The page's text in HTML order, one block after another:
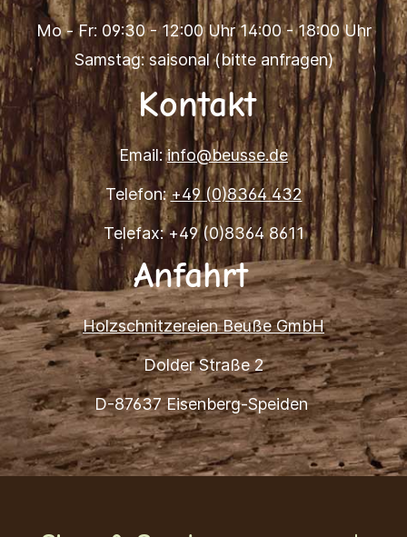
Mo - Fr: 09:30 - 12:00 Uhr 14:00 - 18:00 Uhr
Samstag: saisonal (bitte anfragen)
Kontakt
Email:info@beusse.de
Telefon:+49 (0)8364 432
Telefax: +49 (0)8364 8611
Anfahrt
Holzschnitzereien Beuße GmbH
Dolder Straße 2
D-87637 Eisenberg-Speiden